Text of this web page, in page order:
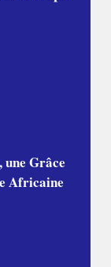
une Grâce
Africaine